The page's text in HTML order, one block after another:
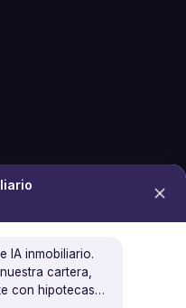
IA inmobiliario.
cartera,
con hipotecas…